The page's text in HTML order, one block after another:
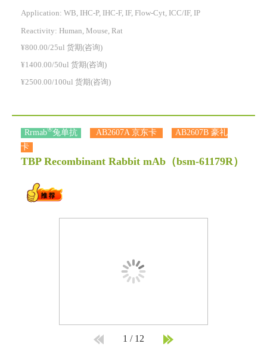
Application: WB, IHC-P, IHC-F, IF, Flow-Cyt, ICC/IF, IP
Reactivity: Human, Mouse, Rat
¥800.00/25ul 货期(咨询)
¥1400.00/50ul 货期(咨询)
¥2500.00/100ul 货期(咨询)
Rrmab®兔单抗 AB2607A 京东卡
AB2607B 豪礼
卡
TBP Recombinant Rabbit mAb （bsm-61179R）
1 / 12